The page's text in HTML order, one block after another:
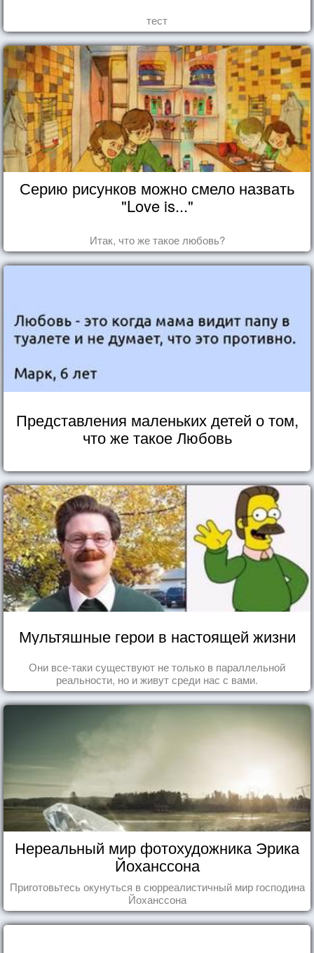
тест
Серию рисунков можно смело назвать
"Love is..."
Итак, что же такое любовь?
Представления маленьких детей о том,
что же такое Любовь
Мультяшные герои в настоящей жизни
Они все-таки существуют не только в параллельной
реальности, но и живут среди нас с вами.
Нереальный мир фотохудожника Эрика
Йоханссона
Приготовьтесь окунуться в сюрреалистичный мир господина
Йоханссона